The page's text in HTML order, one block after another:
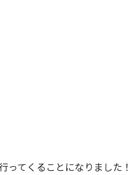
ってくることになりました！